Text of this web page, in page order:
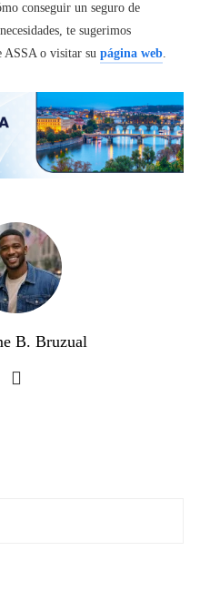
conseguir un seguro de
te sugerimos
ASSA o visitar su página web.
B. Bruzual